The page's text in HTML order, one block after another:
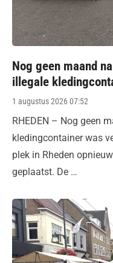
Nog geen maand
illegale
Posted
1 augustus 2026 07:52
RHEDEN – Nog geen
kledingcontainer was
plek in Rheden
geplaatst. De …